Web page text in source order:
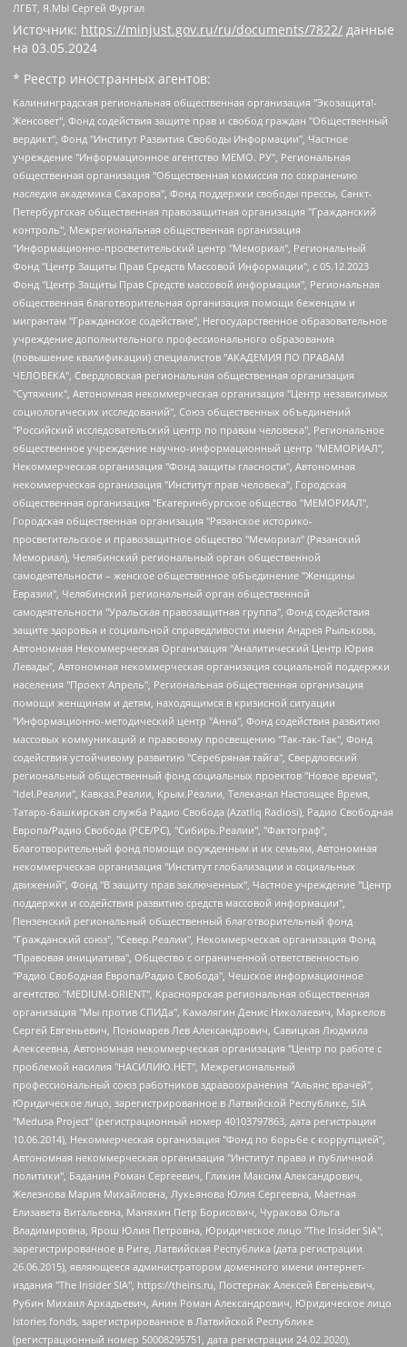
ЛГБТ, Я.МЫ Сергей Фургал
Источник: https://minjust.gov.ru/ru/documents/7822/ данные
на 03.05.2024
* Реестр иностранных агентов:
Калининградская региональная общественная организация "Экозащита!-Женсовет", Фонд содействия защите прав и свобод граждан "Общественный вердикт", Фонд "Институт Развития Свободы Информации", Частное учреждение "Информационное агентство МЕМО. РУ", Региональная общественная организация "Общественная комиссия по сохранению наследия академика Сахарова", Фонд поддержки свободы прессы, Санкт-Петербургская общественная правозащитная организация "Гражданский контроль", Межрегиональная общественная организация "Информационно-просветительский центр "Мемориал", Региональный Фонд "Центр Защиты Прав Средств Массовой Информации", с 05.12.2023 Фонд "Центр Защиты Прав Средств массовой информации", Региональная общественная благотворительная организация помощи беженцам и мигрантам "Гражданское содействие", Негосударственное образовательное учреждение дополнительного профессионального образования (повышение квалификации) специалистов "АКАДЕМИЯ ПО ПРАВАМ ЧЕЛОВЕКА", Свердловская региональная общественная организация "Сутяжник", Автономная некоммерческая организация "Центр независимых социологических исследований", Союз общественных объединений "Российский исследовательский центр по правам человека", Региональное общественное учреждение научно-информационный центр "МЕМОРИАЛ", Некоммерческая организация "Фонд защиты гласности", Автономная некоммерческая организация "Институт прав человека", Городская общественная организация "Екатеринбургское общество "МЕМОРИАЛ", Городская общественная организация "Рязанское историко-просветительское и правозащитное общество "Мемориал" (Рязанский Мемориал), Челябинский региональный орган общественной самодеятельности – женское общественное объединение "Женщины Евразии", Челябинский региональный орган общественной самодеятельности "Уральская правозащитная группа", Фонд содействия защите здоровья и социальной справедливости имени Андрея Рылькова, Автономная Некоммерческая Организация "Аналитический Центр Юрия Левады", Автономная некоммерческая организация социальной поддержки населения "Проект Апрель", Региональная общественная организация помощи женщинам и детям, находящимся в кризисной ситуации "Информационно-методический центр "Анна", Фонд содействия развитию массовых коммуникаций и правовому просвещению "Так-так-Так", Фонд содействия устойчивому развитию "Серебряная тайга", Свердловский региональный общественный фонд социальных проектов "Новое время", "Idel.Реалии", Кавказ.Реалии, Крым.Реалии, Телеканал Настоящее Время, Татаро-башкирская служба Радио Свобода (Azatliq Radiosi), Радио Свободная Европа/Радио Свобода (PCE/PC), "Сибирь.Реалии", "Фактограф", Благотворительный фонд помощи осужденным и их семьям, Автономная некоммерческая организация "Институт глобализации и социальных движений", Фонд "В защиту прав заключенных", Частное учреждение "Центр поддержки и содействия развитию средств массовой информации", Пензенский региональный общественный благотворительный фонд "Гражданский союз", "Север.Реалии", Некоммерческая организация Фонд "Правовая инициатива", Общество с ограниченной ответственностью "Радио Свободная Европа/Радио Свобода", Чешское информационное агентство "MEDIUM-ORIENT", Красноярская региональная общественная организация "Мы против СПИДа", Камалягин Денис Николаевич, Маркелов Сергей Евгеньевич, Пономарев Лев Александрович, Савицкая Людмила Алексеевна, Автономная некоммерческая организация "Центр по работе с проблемой насилия "НАСИЛИЮ.НЕТ", Межрегиональный профессиональный союз работников здравоохранения "Альянс врачей", Юридическое лицо, зарегистрированное в Латвийской Республике, SIA "Medusa Project" (регистрационный номер 40103797863, дата регистрации 10.06.2014), Некоммерческая организация "Фонд по борьбе с коррупцией", Автономная некоммерческая организация "Институт права и публичной политики", Баданин Роман Сергеевич, Гликин Максим Александрович, Железнова Мария Михайловна, Лукьянова Юлия Сергеевна, Маетная Елизавета Витальевна, Маняхин Петр Борисович, Чуракова Ольга Владимировна, Ярош Юлия Петровна, Юридическое лицо "The Insider SIA", зарегистрированное в Риге, Латвийская Республика (дата регистрации 26.06.2015), являющееся администратором доменного имени интернет-издания "The Insider SIA", https://theins.ru, Постернак Алексей Евгеньевич, Рубин Михаил Аркадьевич, Анин Роман Александрович, Юридическое лицо Istories fonds, зарегистрированное в Латвийской Республике (регистрационный номер 50008295751, дата регистрации 24.02.2020), Великовский Дмитрий Александрович, Долинина Ирина Николаевна, Мароховская Алеся Алексеевна, Шлейнов Роман Юрьевич, Шмагун Олеся Валентиновна, Общество с ограниченной ответственностью "Альтаир 2021", Общество с ограниченной ответственностью "Вега 2021", Общество с ограниченной ответственностью "Главный редактор 2021", Общество с ограниченной ответственностью "Ромашки монолит", Важенков Артем Валерьевич, Ивановская областная общественная организация "Центр гендерных исследований", Гурман Юрий Альбертович, Медиапроект "ОВД-Инфо", Егоров Владимир Владимирович, Жилинский Владимир Александрович, Общество с ограниченной ответственностью "ЗП", Иванова София Юрьевна, Карезина Инна Павловна, Кильтау Екатерина Викторовна, Петров Алексей Викторович, Пискунов Сергей Евгеньевич, Смирнов Сергей Сергеевич, Тихонов Михаил Сергеевич, Общество с ограниченной ответственностью "ЖУРНАЛИСТ-ИНОСТРАННЫЙ АГЕНТ", Арапова Галина Юрьевна, Вольтская Татьяна Анатольевна, Американская компания "Mason G.E.S. Anonymous Foundation" (США), являющаяся владельцем интернет-издания https://mnews.world/, Компания "Stichting Bellingcat", зарегистрированная в Нидерландах (дата регистрации 11.07.2018), Захаров Андрей Вячеславович, Клепиковская Екатерина Дмитриевна, Общество с ограниченной ответственностью "МЕМО", Перл Роман Александрович, Симонов Евгений Алексеевич, Соловьева Елена Анатольевна, Сотников Даниил Владимирович, Сурначева Елизавета Дмитриевна, Автономная некоммерческая организация по защите прав человека и информированию населения "Якутия – Наше Мнение", Общество с ограниченной ответственностью "Москоу диджитал медиа", с 26.01.2023 Общество с ограниченной ответственностью "Чайка Белые сады", Ветошкина Валерия Валерьевна, Заговора Максим Александрович, Межрегиональное общественное движение "Российская ЛГБТ - сеть", Оленичев Максим Владимирович, Павлов Иван Юрьевич, Скворцова Елена Сергеевна, Общество с ограниченной ответственностью "Как бы инагент", Кочетков Игорь Викторович, Общество с ограниченной ответственностью "Честные выборы", Еланчик Олег Александрович, Общество с ограниченной ответственностью "Нобелевский призыв", Гималова Регина Эмилевна, Григорьев Андрей Валерьевич, Григорьева Алина Александровна, Ассоциация по содействию защите прав призывников, альтернативнослужащих и военнослужащих "Правозащитная группа "Гражданин.Армия.Право", Хисамова Регина Фаритовна, Автономная некоммерческая организация по реализации социально-правовых программ "Лилит", Дальневосточное общественное движение "Маяк", Санкт-Петербургская ЛГБТ-инициативная группа "Выход", Инициативная группа ЛГБТ+ "Реверс", Алексеев Андрей Викторович, Бекбулатова Таисия Львовна, Беляев Иван Михайлович, Владыкина Елена Сергеевна, Гельман Марат Александрович, Никульшина Вероника Юрьевна, Толоконникова Надежда Андреевна, Шендерович Виктор Анатольевич, Общество с ограниченной ответственностью "Данное сообщение", Общество с ограниченной ответственностью Издательский дом "Новая глава", Айнбиндер Александра Александровна, Московский комьюнити-центр для ЛГБТ+инициатив, Благотворительный фонд развития филантропии, Deutsche Welle (Германия, Kurt-Schumacher-Strasse 3, 53113 Bonn), Борзунова Мария Михайловна, Воробьев Виктор Викторович, Голубева Анна Львовна, Константинова Алла Михайловна, Малкова Ирина Владимировна, Мурадов Мурад Абдулгалимович, Осетинская Елизавета Николаевна, Понасенков Евгений Николаевич, Ганапольский Матвей Юрьевич, Киселев Евгений Алексеевич, Борухович Ирина Григорьевна, Дремин Иван Тимофеевич, Дубровский Дмитрий Викторович, Красноярская региональная общественная организация поддержки и развития альтернативных образовательных технологий и межкультурных коммуникаций "ИНТЕРРА", Маяковская Екатерина Алексеевна, Фейгин Марк Захарович, Филимонов Андрей Викторович, Дзугкоева Регина Николаевна, Доброхотов Роман Александрович, Дудь Юрий Александрович, Елкин Сергей Владимирович, Кругликов Кирилл Игоревич, Сабунаева Мария Леонидовна, Семенов Алексей Владимирович, Шаинян Карен Багратович, Шульман Екатерина Михайловна, Асафьев Артур Валерьевич, Вахштайн Виктор Семенович, Венедиктов Алексей Алексеевич, Лушникова Екатерина Евгеньевна, Волков Леонид Михайлович, Невзоров Александр Глебович, Пархоменко Сергей Борисович, Сироткин Ярослав Николаевич, Кара-Мурза Владимир Владимирович, Баранова Наталья Владимировна, Гозман Леонид Яковлевич, Кагарлицкий Борис Юльевич, Климарев Михаил Валерьевич, Милов Владимир Станиславович, Автономная некоммерческая организация Краснодарский центр современного искусства "Типография", Моргенштерн Алишер Тагирович, Соболь Любовь Эдуардовна, Общество с ограниченной ответственностью "ЛИЗА НОРМ", Каспаров Гарри Кимович, Ходорковский Михаил Борисович, Общество с ограниченной ответственностью "Апрельские тезисы", Данилович Ирина Брониславовна, Кашин Олег Владимирович, Петров Николай Владимирович, Пивоваров Алексей Владимирович, Соколов Михаил Владимирович, Цветкова Юлия Владимировна, Чичваркин Евгений Александрович, Комитет против пыток/Команда против пыток, Общество с ограниченной ответственностью "Первый научный", Общество с ограниченной ответственностью "Вертолет и ко", Белоцерковская Вероника Борисовна, Кац Максим Евгеньевич, Лазарева Татьяна Юрьевна, Шаведдинов Руслан Табризович, Яшин Илья Валерьевич, Общество с ограниченной ответственностью "Иноагент ААВ", Алешковский Дмитрий Петрович, Альбац Евгения Марковна, Быков Дмитрий Львович, Галямина Юлия Евгеньевна, Лойко Сергей Леонидович, Мартынов Кирилл Константинович, Медведев Сергей Александрович, Крашенинников Федор Геннадиевич, Гордеева Катерина Вл